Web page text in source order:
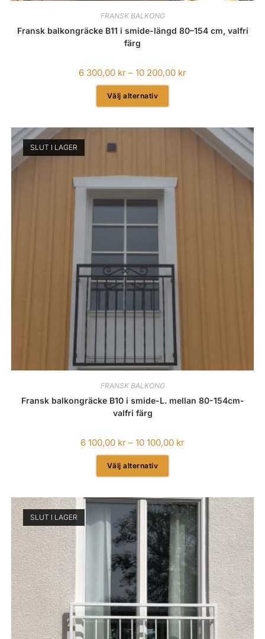
FRANSK BALKONG
Fransk balkongräcke B11 i smide-längd 80–154 cm, valfri
färg
6 300,00 kr – 10 200,00 kr
Välj alternativ
SLUT I LAGER
FRANSK BALKONG
Fransk balkongräcke B10 i smide-L. mellan 80-154cm-
valfri färg
6 100,00 kr – 10 100,00 kr
Välj alternativ
SLUT I LAGER